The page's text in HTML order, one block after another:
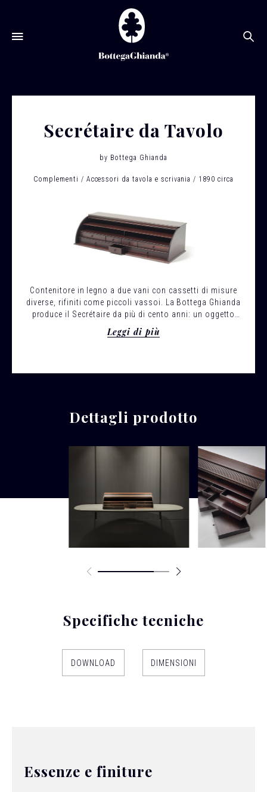
Secrétaire da Tavolo
by Bottega Ghianda
Complementi Accessori da tavola e scrivania 1890 circa
Contenitore in legno a due vani con cassetti di misure
diverse, rifiniti come piccoli vassoi. La Bottega Ghianda
produce il Secrétaire da più di cento anni: un oggetto
raffinato ricco di dettagli di pregio, dalla foggia delicata
dei pomoli dei cassetti alla ribalta eseguita con listelli di
Leggi di più
Dettagli prodotto
Specifiche tecniche
DOWNLOAD DIMENSIONI
Essenze e finiture